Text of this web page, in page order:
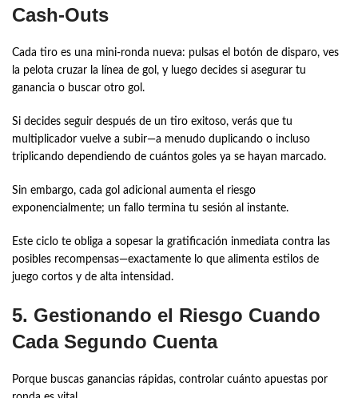
Cash‑Outs
Cada tiro es una mini‑ronda nueva: pulsas el botón de disparo, ves
la pelota cruzar la línea de gol, y luego decides si asegurar tu
ganancia o buscar otro gol.
Si decides seguir después de un tiro exitoso, verás que tu
multiplicador vuelve a subir—a menudo duplicando o incluso
triplicando dependiendo de cuántos goles ya se hayan marcado.
Sin embargo, cada gol adicional aumenta el riesgo
exponencialmente; un fallo termina tu sesión al instante.
Este ciclo te obliga a sopesar la gratificación inmediata contra las
posibles recompensas—exactamente lo que alimenta estilos de
juego cortos y de alta intensidad.
5. Gestionando el Riesgo Cuando
Cada Segundo Cuenta
Porque buscas ganancias rápidas, controlar cuánto apuestas por